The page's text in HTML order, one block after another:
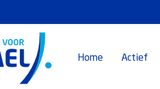
Home Actief